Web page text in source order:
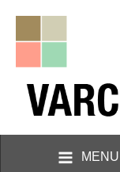
MENU